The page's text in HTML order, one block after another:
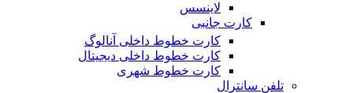
لاینسس
کارت جانبی
کارت خطوط داخلی آنالوگ
کارت خطوط داخلی دیجیتال
کارت خطوط شهری
تلفن سانترال